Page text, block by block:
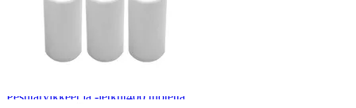
Pesutarvikkeet ja -letkut400 tuotetta